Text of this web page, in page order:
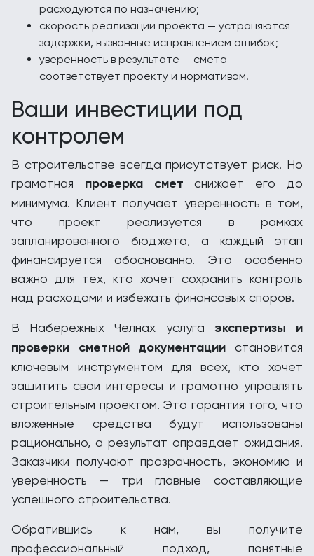
расходуются по назначению;
скорость реализации проекта — устраняются
задержки, вызванные исправлением ошибок;
уверенность в результате — смета
соответствует проекту и нормативам.
Ваши инвестиции под
контролем
В строительстве всегда присутствует риск. Но
грамотная проверка смет снижает его до
минимума. Клиент получает уверенность в том,
что проект реализуется в рамках
запланированного бюджета, а каждый этап
финансируется обоснованно. Это особенно
важно для тех, кто хочет сохранить контроль
над расходами и избежать финансовых споров.
В Набережных Челнах услуга экспертизы и
проверки сметной документации становится
ключевым инструментом для всех, кто хочет
защитить свои интересы и грамотно управлять
строительным проектом. Это гарантия того, что
вложенные средства будут использованы
рационально, а результат оправдает ожидания.
Заказчики получают прозрачность, экономию и
уверенность — три главные составляющие
успешного строительства.
Обратившись к нам, вы получите
профессиональный подход, понятные